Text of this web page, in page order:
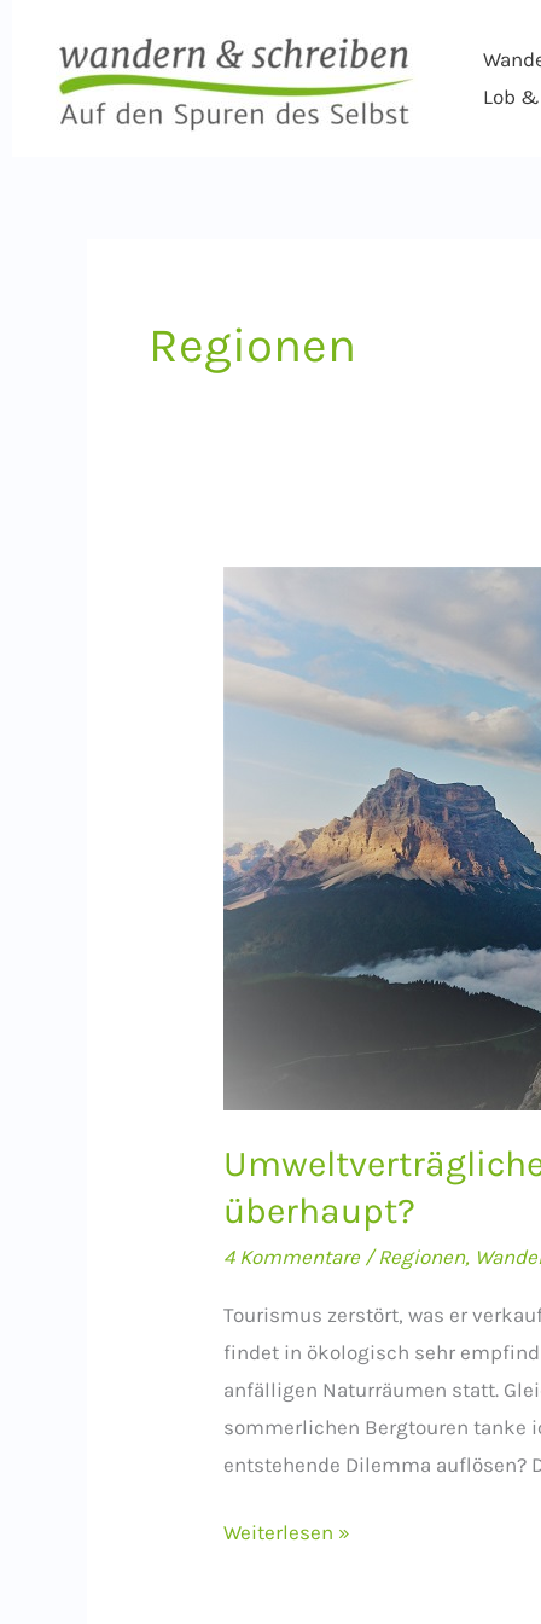
springen
Lob
Regionen
überhaupt?
4 Kommentare /Regionen,
Tourismus zerstört, was er
findet in ökologisch sehr
anfälligen Naturräumen statt.
sommerlichen Bergtouren tanke
entstehende Dilemma auflösen?
Umweltverträglicher
Weiterlesen »